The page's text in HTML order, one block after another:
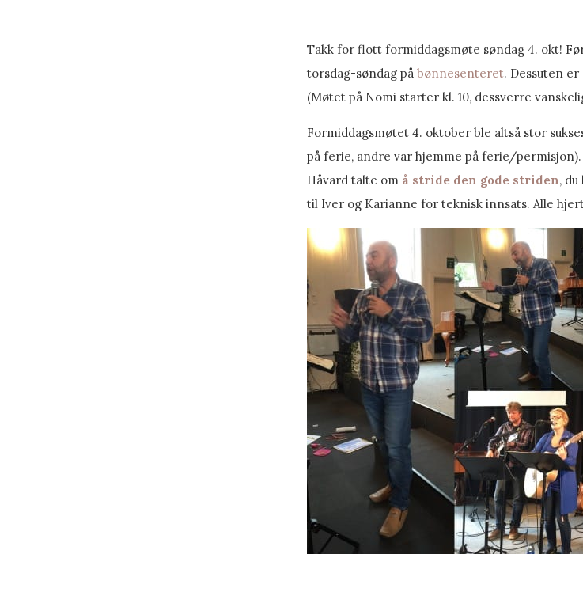
Takk for flott formiddagsmøte søndag 4. okt!
torsdag-søndag på bønnesenteret. Dessuten er
(Møtet på Nomi starter kl. 10, dessverre
Formiddagsmøtet 4. oktober ble altså stor
på ferie, andre var hjemme på ferie/
Håvard talte om å stride den gode striden,
til Iver og Karianne for teknisk innsats. Alle